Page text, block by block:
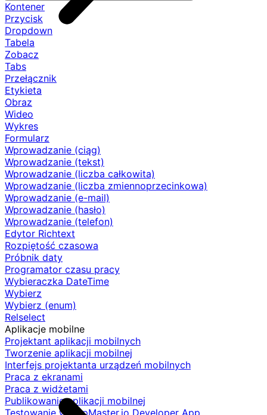
Kontener
Przycisk
Dropdown
Tabela
Zobacz
Tabs
Przełącznik
Etykieta
Obraz
Wideo
Wykres
Formularz
Wprowadzanie (ciąg)
Wprowadzanie (tekst)
Wprowadzanie (liczba całkowita)
Wprowadzanie (liczba zmiennoprzecinkowa)
Wprowadzanie (e-mail)
Wprowadzanie (hasło)
Wprowadzanie (telefon)
Edytor Richtext
Rozpiętość czasowa
Próbnik daty
Programator czasu pracy
Wybieraczka DateTime
Wybierz
Wybierz (enum)
Relselect
Aplikacje mobilne
Projektant aplikacji mobilnych
Tworzenie aplikacji mobilnej
Interfejs projektanta urządzeń mobilnych
Praca z ekranami
Praca z widżetami
Publikowanie aplikacji mobilnej
Testowanie w AppMaster.io Developer App